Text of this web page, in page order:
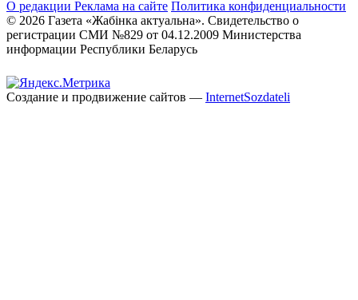
О редакции Реклама на сайте Политика конфиденциальности
© 2026 Газета «Жабінка актуальна». Свидетельство о
регистрации СМИ №829 от 04.12.2009 Министерства
информации Республики Беларусь
Создание и продвижение сайтов — InternetSozdateli